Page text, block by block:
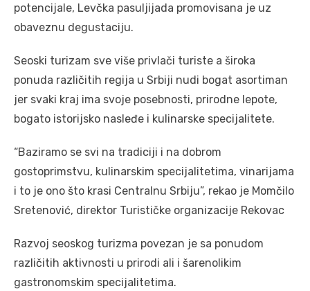
potencijale, Levčka pasuljijada promovisana je uz
obaveznu degustaciju.
Seoski turizam sve više privlači turiste a široka
ponuda različitih regija u Srbiji nudi bogat asortiman
jer svaki kraj ima svoje posebnosti, prirodne lepote,
bogato istorijsko nasleđe i kulinarske specijalitete.
“Baziramo se svi na tradiciji i na dobrom
gostoprimstvu, kulinarskim specijalitetima, vinarijama
i to je ono što krasi Centralnu Srbiju”, rekao je Momčilo
Sretenović, direktor Turističke organizacije Rekovac
Razvoj seoskog turizma povezan je sa ponudom
različitih aktivnosti u prirodi ali i šarenolikim
gastronomskim specijalitetima.